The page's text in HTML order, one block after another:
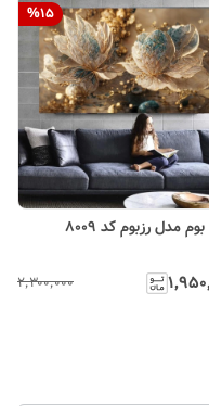
%15
بوم مدل رزبوم کد 8009
۲٬۳۰۰٬۰۰۰